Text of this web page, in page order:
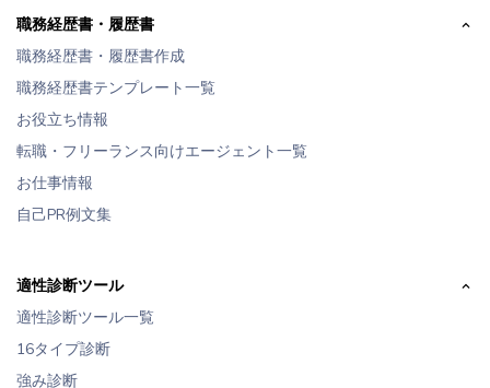
職務経歴書・履歴書
職務経歴書・履歴書作成
職務経歴書テンプレート一覧
お役立ち情報
転職・フリーランス向けエージェント一覧
お仕事情報
自己PR例文集
適性診断ツール
適性診断ツール一覧
16タイプ診断
強み診断